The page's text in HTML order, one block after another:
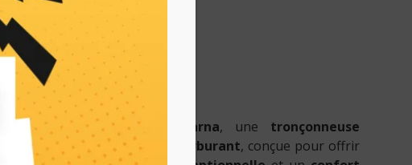
principales
« nouveauté » d’Husqvarna, une tronçonneuse
pointe avec injection de carburant, conçue pour offrir